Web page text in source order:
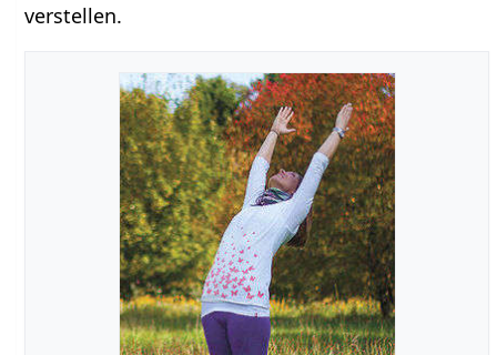
verstellen.